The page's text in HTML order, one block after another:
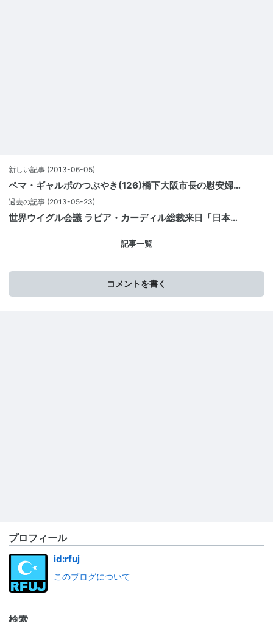
新しい記事 (2013-06-05)
ペマ・ギャルポのつぶやき(126)橋下大阪市長の慰安婦…
過去の記事 (2013-05-23)
世界ウイグル会議 ラビア・カーディル総裁来日「日本…
記事一覧
コメントを書く
プロフィール
id:rfuj
このブログについて